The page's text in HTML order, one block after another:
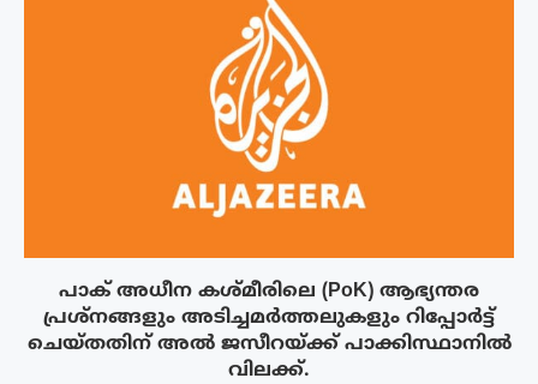
പാക് അധീന കശ്മീരിലെ (PoK) ആഭ്യന്തര
പ്രശ്നങ്ങളും അടിച്ചമർത്തലുകളും റിപ്പോർട്ട്
ചെയ്തതിന് അൽ ജസീറയ്‌ക്ക് പാക്കിസ്ഥാനിൽ
വിലക്ക്.